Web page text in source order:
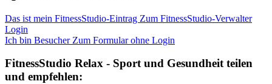
Das ist mein FitnessStudio-Eintrag Zum FitnessStudio-Verwalter
Login
Ich bin Besucher Zum Formular ohne Login
FitnessStudio Relax - Sport und Gesundheitteilen
und empfehlen: